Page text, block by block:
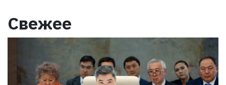
Свежее